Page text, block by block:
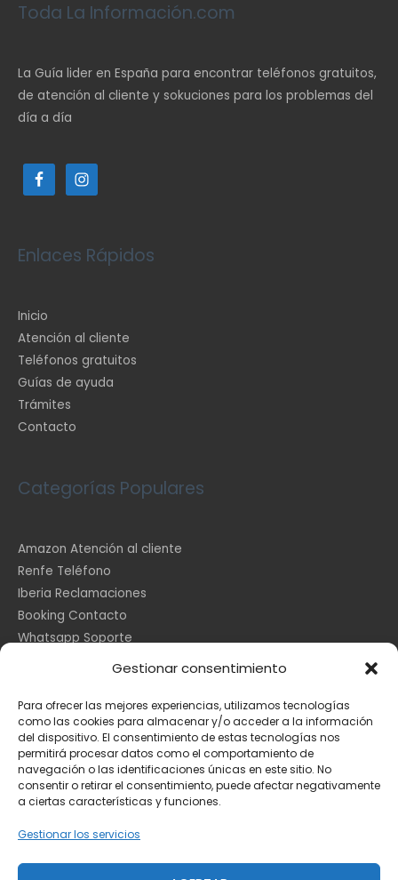
Gestionar consentimiento
Para ofrecer las mejores experiencias, utilizamos tecnologías
como las cookies para almacenar y/o acceder a la información
del dispositivo. El consentimiento de estas tecnologías nos
permitirá procesar datos como el comportamiento de
navegación o las identificaciones únicas en este sitio. No
consentir o retirar el consentimiento, puede afectar negativamente
a ciertas características y funciones.
Gestionar los servicios
Toda La Información.com
La Guía lider en España para encontrar teléfonos gratuitos,
de atención al cliente y sokuciones para los problemas del
día a día
Enlaces Rápidos
Inicio
Atención al cliente
Teléfonos gratuitos
Guías de ayuda
Trámites
Contacto
Categorías Populares
Amazon Atención al cliente
Renfe Teléfono
Iberia Reclamaciones
Booking Contacto
Whatsapp Soporte
Información Legal
Aviso Legal